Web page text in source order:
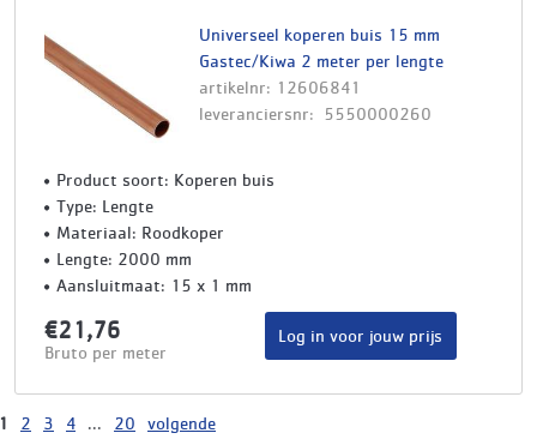
Universeel koperen buis 15 mm
Gastec/Kiwa 2 meter per lengte
artikelnr: 12606841
leveranciersnr: 5550000260
Product soort: Koperen buis
Type: Lengte
Materiaal: Roodkoper
Lengte: 2000 mm
Aansluitmaat: 15 x 1 mm
€21,76
Bruto per meter
Log in voor jouw prijs
2 3 4 ... 20 volgende